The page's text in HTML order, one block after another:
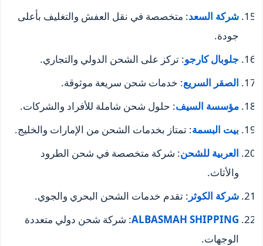
شركة السعد: متخصصة في نقل العفش والتغليف بأعلى
جودة.
جلوبال كارجو: تركز على الشحن الدولي والتجاري.
الصقر السريع: خدمات شحن سريعة موثوقة.
مؤسسة السيف: حلول شحن شاملة للأفراد والشركات.
بيت البسمة: تمتاز بخدمات الشحن من الإمارات والخليج.
العربية للشحن: شركة متخصصة في شحن الطرود
والأثاث.
شركة الكوثر : تقدم خدمات الشحن البحري والجوي.
ALBASMAH SHIPPING: شركة شحن دولي متعددة
الوجهات.